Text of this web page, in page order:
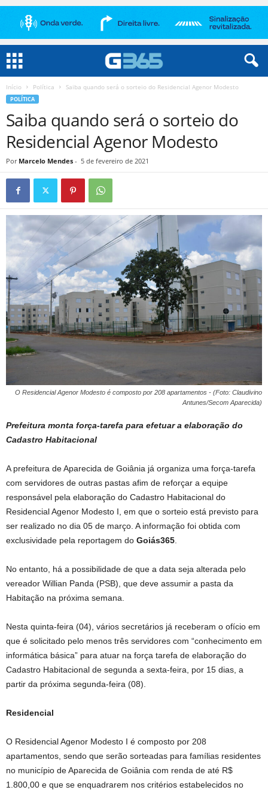
Início Política Saiba quando será o sorteio do Residencial Agenor Modesto
POLÍTICA
Saiba quando será o sorteio do
Residencial Agenor Modesto
Por Marcelo Mendes - 5 de fevereiro de 2021
O Residencial Agenor Modesto é composto por 208 apartamentos - (Foto: Claudivino
Antunes/Secom Aparecida)
Prefeitura monta força-tarefa para efetuar a elaboração do
Cadastro Habitacional
A prefeitura de Aparecida de Goiânia já organiza uma força-tarefa
com servidores de outras pastas afim de reforçar a equipe
responsável pela elaboração do Cadastro Habitacional do
Residencial Agenor Modesto I, em que o sorteio está previsto para
ser realizado no dia 05 de março. A informação foi obtida com
exclusividade pela reportagem do Goiás365
No entanto, há a possibilidade de que a data seja alterada pelo
vereador Willian Panda (PSB), que deve assumir a pasta da
Habitação na próxima semana.
Nesta quinta-feira (04), vários secretários já receberam o ofício em
que é solicitado pelo menos três servidores com “conhecimento em
informática básica” para atuar na força tarefa de elaboração do
Cadastro Habitacional de segunda a sexta-feira, por 15 dias, a
partir da próxima segunda-feira (08).
Residencial
O Residencial Agenor Modesto I é composto por 208
apartamentos, sendo que serão sorteadas para famílias residentes
no município de Aparecida de Goiânia com renda de até R$
1.800,00 e que se enquadrarem nos critérios estabelecidos no